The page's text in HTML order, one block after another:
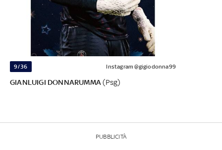
9/36 Instagram @gigiodonna99
GIANLUIGI DONNARUMMA(Psg)
PUBBLICITÀ